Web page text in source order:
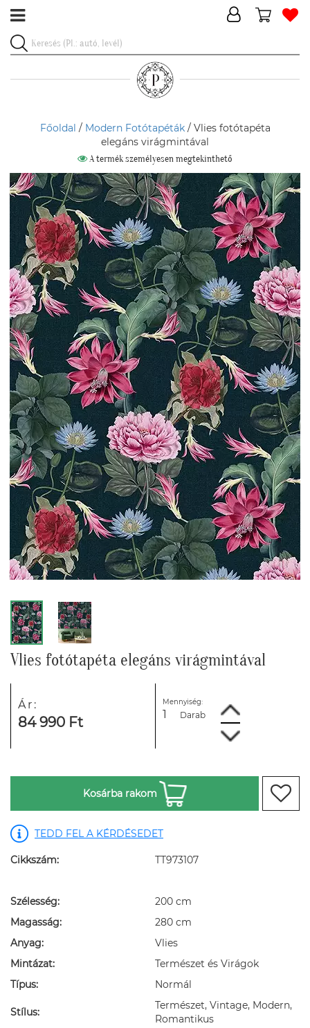
Főoldal / Modern Fotótapéták/ Vlies fotótapéta
elegáns virágmintával
A termék személyesen megtekinthető
Vlies fotótapéta elegáns virágmintával
Ár:
84 990 Ft
Mennyiség:
Darab
Kosárba rakom
TEDD FEL A KÉRDÉSEDET
Cikkszám: TT973107
Szélesség:
200 cm
Magasság:
280 cm
Anyag:
Vlies
Mintázat:
Természet és Virágok
Típus:
Normál
Stílus:
Természet, Vintage, Modern,
Romantikus